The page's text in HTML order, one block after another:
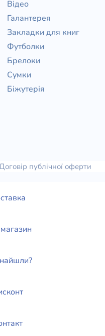
Відео
Галантерея
Закладки для книг
Футболки
Брелоки
Сумки
Біжутерія
публічної оферти